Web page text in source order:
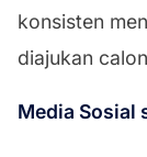
konsisten
diajukan
Media Sosial